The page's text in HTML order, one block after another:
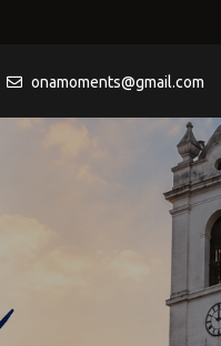
onamoments@gmail.com